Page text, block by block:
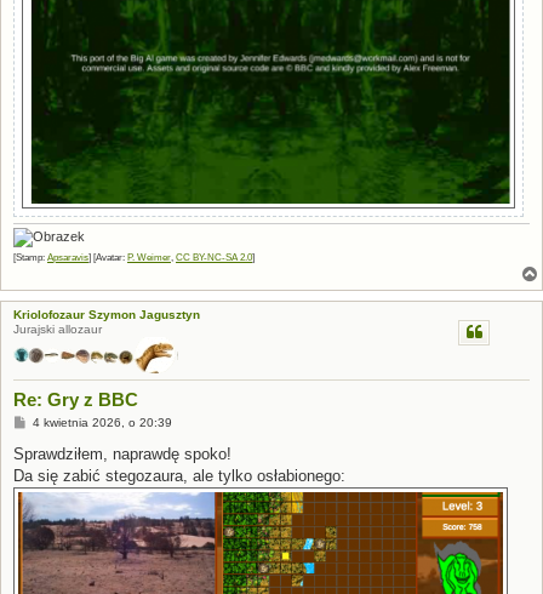
[Stamp: Apsaravis] [Avatar: P. Weimer CC BY-NC-SA 2.0]
Kriolofozaur Szymon Jagusztyn
Jurajski allozaur
Re: Gry z BBC
P
s
4 kwietnia 2026, o 20:39
Sprawdziłem, naprawdę spoko!
Da się zabić stegozaura, ale tylko osłabionego: